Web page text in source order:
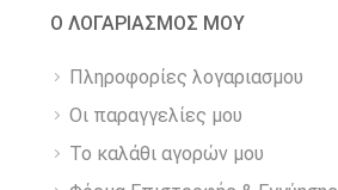
Ο ΛΟΓΑΡΙΑΣΜΟΣ ΜΟΥ
Πληροφορίες λογαριασμου
Οι παραγγελίες μου
Το καλάθι αγορών μου